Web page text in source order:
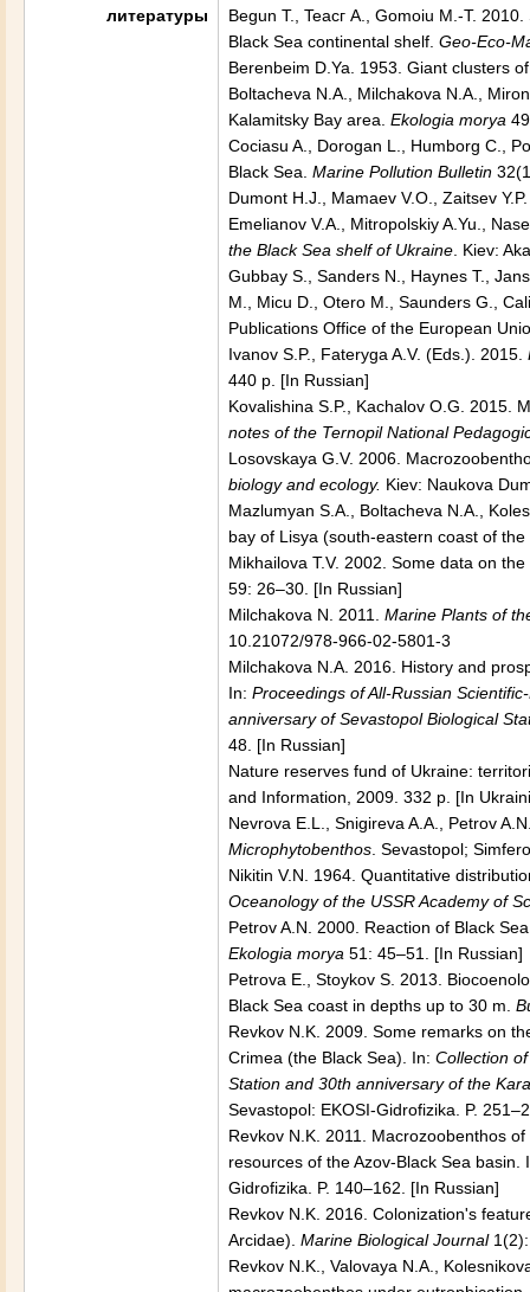
литературы
Begun T., Teacг A., Gomoiu M.-T.
Black Sea continental shelf. Geo-Eco-
Berenbeim D.Ya. 1953. Giant clusters
Boltacheva N.A., Milchakova N.A.,
Kalamitsky Bay area. Ekologia morya
Cociasu A., Dorogan L., Humborg C.,
Black Sea. Marine Pollution Bulletin
Dumont H.J., Mamaev V.O., Zaitsev
Emelianov V.A., Mitropolskiy A.Yu.,
the Black Sea shelf of Ukraine . Kiev:
Gubbay S., Sanders N., Haynes T.,
M., Micu D., Otero M., Saunders G.,
Publications Office of the European
Ivanov S.P., Fateryga A.V. (Eds.). 2015.
440 p. [In Russian]
Kovalishina S.P., Kachalov O.G. 2015.
notes of the Ternopil National
Losovskaya G.V. 2006.
biology and ecology. Kiev: Naukova
Mazlumyan S.A., Boltacheva N.A.,
bay of Lisya (south-eastern coast of
Mikhailova Т.V. 2002. Some data on
59: 26–30. [In Russian]
Milchakova N. 2011. Marine Plants of
10.21072/978-966-02-5801-3
Milchakova N.A. 2016. History and
In: Proceedings of All-Russian
anniversary of Sevastopol Biological
48. [In Russian]
Nature reserves fund of Ukraine:
and Information, 2009. 332 p. [In
Nevrova E.L., Snigireva A.A., Petrov
Microphytobenthos . Sevastopol;
Nikitin V.N. 1964. Quantitative
Oceanology of the USSR Academy of
Petrov A.N. 2000. Reaction of Black
Ekologia morya 51: 45–51. [In Russian]
Petrova E., Stoykov S. 2013.
Black Sea coast in depths up to 30 m.
Revkov N.K. 2009. Some remarks on
Crimea (the Black Sea). In: Collection
Station and 30th anniversary of the
Sevastopol: EKOSI-Gidrofizika. P.
Revkov N.K. 2011. Macrozoobenthos
resources of the Azov-Black Sea basin.
Gidrofizika. P. 140–162. [In Russian]
Revkov N.K. 2016. Colonization's
Arcidae). Marine Biological Journal1(2):
Revkov N.K., Valovaya N.A.,